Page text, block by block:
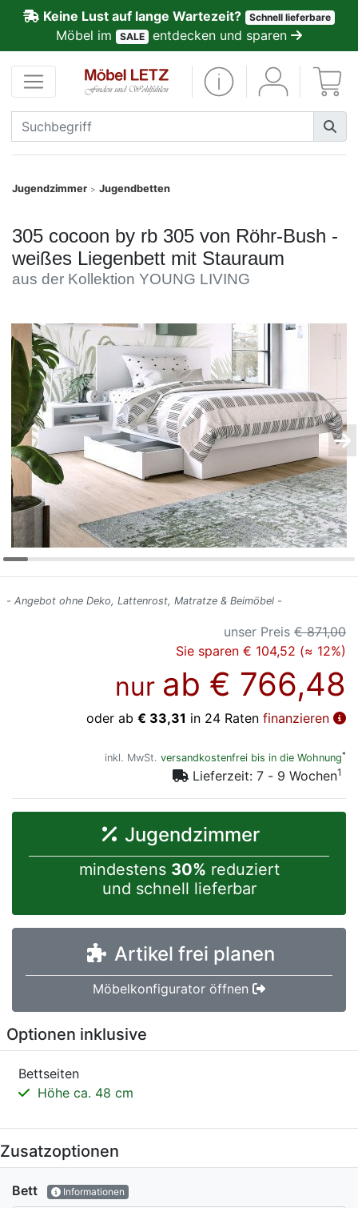
Keine Lust auf lange Wartezeit? Schnell lieferbare
Möbel im SALE entdecken und sparen
Jugendzimmer > Jugendbetten
305 cocoon by rb 305 von Röhr-Bush -
weißes Liegenbett mit Stauraum
aus der Kollektion YOUNG LIVING
- Angebot ohne Deko, Lattenrost, Matratze & Beimöbel -
unser Preis € 871,00
Sie sparen € 104,52 (≈ 12%)
nur ab € 766,48
oder ab € 33,31 in 24 Raten finanzieren
inkl. MwSt. versandkostenfrei bis in die Wohnung*
Lieferzeit: 7 - 9 Wochen1
Jugendzimmer
mindestens 30% reduziert
und schnell lieferbar
Artikel frei planen
Möbelkonfigurator öffnen
Optionen inklusive
Bettseiten
Höhe ca. 48 cm
Zusatzoptionen
Bett Informationen
Kundenmeinungen
Anmelden
PREMIUM
Schnell
SALE
Möbel-
Konfigurator
0%
Finanzierung
Markenwelt
Letz-
Deals